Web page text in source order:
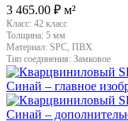
3 465.00 ₽ м²
Класс: 42 класс
Толщина: 5 мм
Материал: SPC, ПВХ
Тип соединения: Замковое